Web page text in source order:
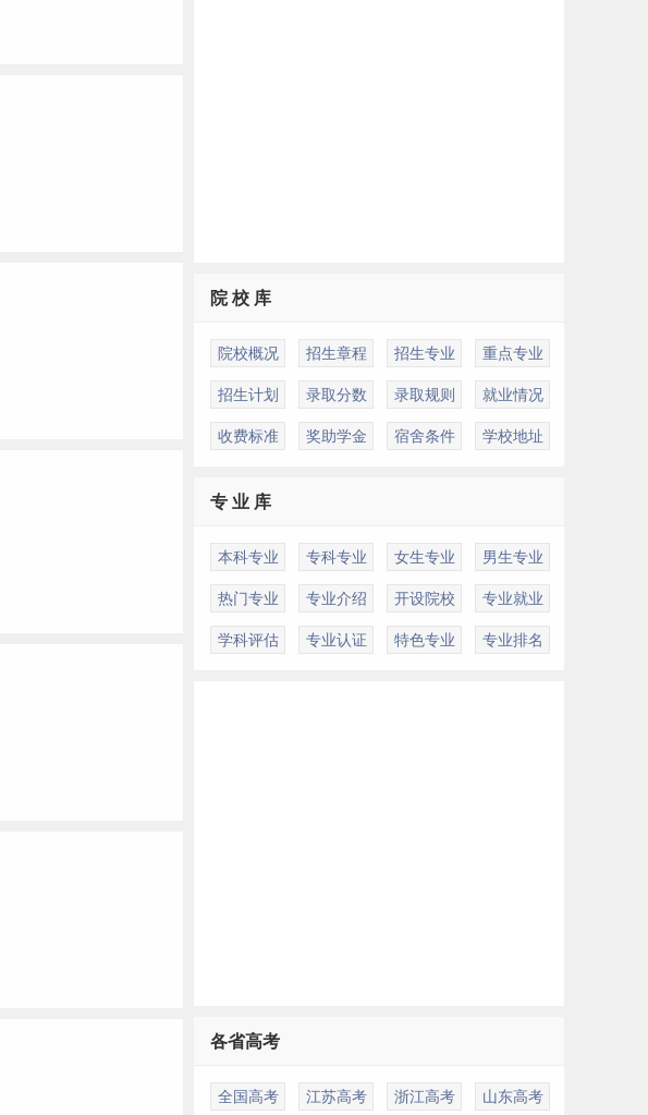
院 校 库
院校概况 招生章程 招生专业 重点专业
招生计划 录取分数 录取规则 就业情况
收费标准 奖助学金 宿舍条件 学校地址
专 业 库
本科专业 专科专业 女生专业 男生专业
热门专业 专业介绍 开设院校 专业就业
学科评估 专业认证 特色专业 专业排名
各省高考
全国高考 江苏高考 浙江高考 山东高考